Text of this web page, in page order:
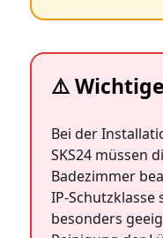
⚠️
Bei der
SKS24 müssen
Badezimmer
besonders